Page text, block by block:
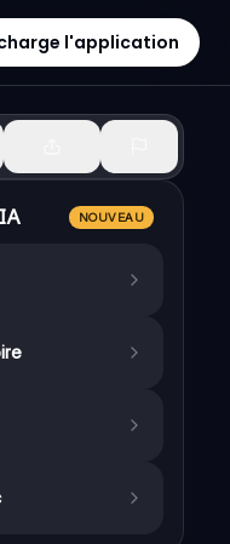
l'application
NOUVEAU